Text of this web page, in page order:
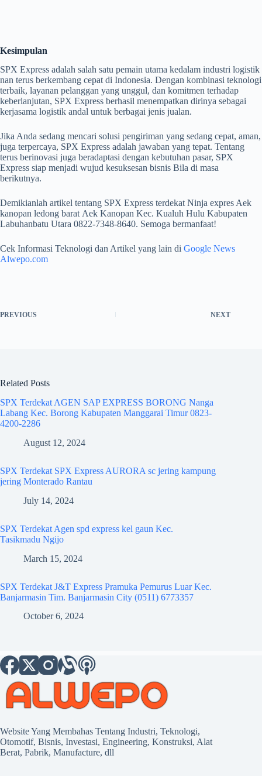
Kesimpulan
SPX Express adalah salah satu pemain utama kedalam industri logistik
nan terus berkembang cepat di Indonesia. Dengan kombinasi teknologi
terbaik, layanan pelanggan yang unggul, dan komitmen terhadap
keberlanjutan, SPX Express berhasil menempatkan dirinya sebagai
kerjasama logistik andal untuk berbagai jenis jualan.
Jika Anda sedang mencari solusi pengiriman yang sedang cepat, aman,
juga terpercaya, SPX Express adalah jawaban yang tepat. Tentang
terus berinovasi juga beradaptasi dengan kebutuhan pasar, SPX
Express siap menjadi wujud kesuksesan bisnis Bila di masa
berikutnya.
Demikianlah artikel tentang SPX Express terdekat Ninja expres Aek
kanopan ledong barat Aek Kanopan Kec. Kualuh Hulu Kabupaten
Labuhanbatu Utara 0822-7348-8640. Semoga bermanfaat!
Cek Informasi Teknologi dan Artikel yang lain di Google News
Alwepo.com
PREVIOUS NEXT
Related Posts
SPX Terdekat AGEN SAP EXPRESS BORONG Nanga
Labang Kec. Borong Kabupaten Manggarai Timur 0823-
4200-2286
August 12, 2024
SPX Terdekat SPX Express AURORA sc jering kampung
jering Monterado Rantau
July 14, 2024
SPX Terdekat Agen spd express kel gaun Kec.
Tasikmadu Ngijo
March 15, 2024
SPX Terdekat J&T Express Pramuka Pemurus Luar Kec.
Banjarmasin Tim. Banjarmasin City (0511) 6773357
October 6, 2024
Website Yang Membahas Tentang Industri, Teknologi,
Otomotif, Bisnis, Investasi, Engineering, Konstruksi, Alat
Berat, Pabrik, Manufacture, dll